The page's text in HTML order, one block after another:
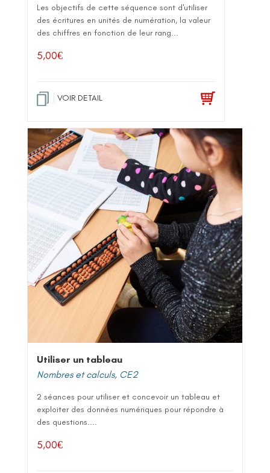
Les objectifs de cette séquence sont d'utiliser
des écritures en unités de numération, la valeur
des chiffres en fonction de leur rang...
5,00€
VOIR DETAIL
Utiliser un tableau
Nombres et calculs, CE2
2 séances pour utiliser et concevoir un tableau et
exploiter des données numériques pour répondre à
des questions....
5,00€